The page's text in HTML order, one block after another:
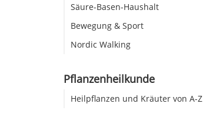
Säure-Basen-Haushalt
Bewegung & Sport
Nordic Walking
Pflanzenheilkunde
Heilpflanzen und Kräuter von A-Z